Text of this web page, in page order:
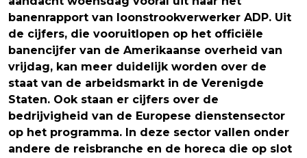
banenrapport van loonstrookverwerker ADP. Uit
de cijfers, die vooruitlopen op het officiële
banencijfer van de Amerikaanse overheid van
vrijdag, kan meer duidelijk worden over de
staat van de arbeidsmarkt in de Verenigde
Staten. Ook staan er cijfers over de
bedrijvigheid van de Europese dienstensector
op het programma. In deze sector vallen onder
andere de reisbranche en de horeca die op slot